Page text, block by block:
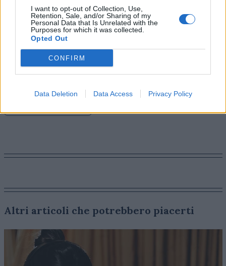
I want to opt-out of Collection, Use,
Retention, Sale, and/or Sharing of my
Personal Data that Is Unrelated with the
Purposes for which it was collected.
Opted Out
CONFIRM
Data Deletion Data Access Privacy Policy
brillantemente come le nostre agenzie stiano
utilizzando l’innovazione e la tecnologia non per
sostituire la creatività, ma per amplificarla, risolvere
sfide complesse per i brand e connettersi con il
pubblico in modi più significativi. Congratulazioni a tutti
i nostri team e agli impavidi clienti per questi risultati
eccezionali”.
Altri articoli che potrebbero piacerti